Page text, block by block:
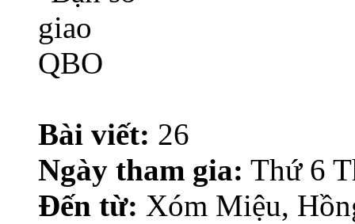
Bài viết: 26
Ngày tham gia: Thứ 6
Đến từ: Xóm Miệu,